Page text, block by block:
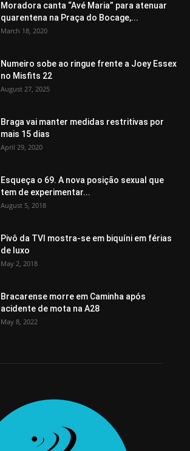
Moradora canta “Avé Maria” para atenuar
quarentena na Praça do Bocage,...
March 18, 2020
Numeiro sobe ao ringue frente a Joey Essex
no Misfits 22
August 27, 2025
Braga vai manter medidas restritivas por
mais 15 dias
April 29, 2020
Esqueça o 69. A nova posição sexual que
tem de experimentar...
August 5, 2018
Pivô da TVI mostra-se em biquíni em férias
de luxo
May 2, 2018
Bracarense morre em Caminha após
acidente de mota na A28
May 8, 2022